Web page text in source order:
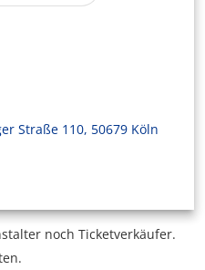
Straße 110, 50679 Köln
noch Ticketverkäufer.